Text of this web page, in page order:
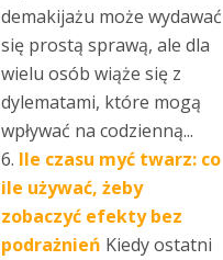
demakijażu może wydawać
się prostą sprawą, ale dla
wielu osób wiąże się z
dylematami, które mogą
wpływać na codzienną...
Ile czasu myć twarz: co
ile używać, żeby
zobaczyć efekty bez
podrażnień Kiedy ostatni